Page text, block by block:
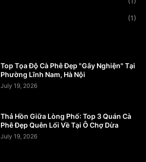
(1)
Top Tọa Độ Cà Phê Đẹp "Gây Nghiện" Tại
Phường Lĩnh Nam, Hà Nội
July 19, 2026
Thả Hồn Giữa Lòng Phố: Top 3 Quán Cà
Phê Đẹp Quên Lối Về Tại Ô Chợ Dừa
July 19, 2026